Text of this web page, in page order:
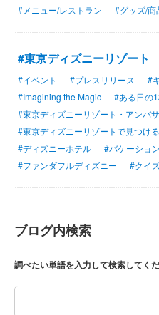
#メニュー/レストラン
#グッズ/商
#東京ディズニーリゾート
#イベント #プレスリリース
#
#Imagining the Magic
#ある日の
#東京ディズニーリゾート・アンバ
#東京ディズニーリゾートで見つけ
#ディズニーホテル
#バケーショ
#ファンダフルディズニー
#クイ
ブログ内検索
調べたい単語を入力して検索してく